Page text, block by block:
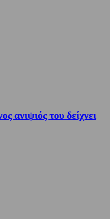
ανιψιός του δείχνει